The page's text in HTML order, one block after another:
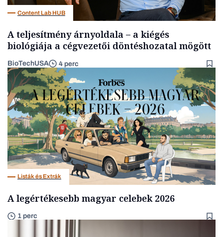
Content Lab HUB
A teljesítmény árnyoldala – a kiégés
biológiája a cégvezetői döntéshozatal mögött
BioTechUSA 4 perc
Listák és Extrák
A legértékesebb magyar celebek 2026
1 perc